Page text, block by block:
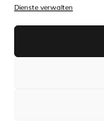
Dienste verwalten